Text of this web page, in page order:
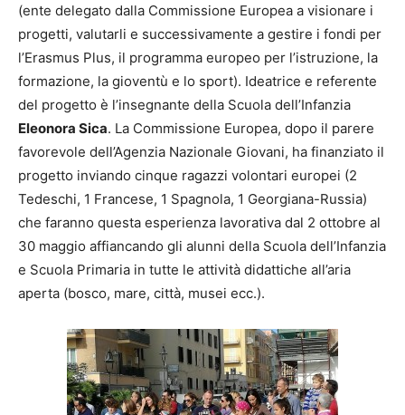
(ente delegato dalla Commissione Europea a visionare i
progetti, valutarli e successivamente a gestire i fondi per
l’Erasmus Plus, il programma europeo per l’istruzione, la
formazione, la gioventù e lo sport). Ideatrice e referente
del progetto è l’insegnante della Scuola dell’Infanzia
Eleonora Sica. La Commissione Europea, dopo il parere
favorevole dell’Agenzia Nazionale Giovani, ha finanziato il
progetto inviando cinque ragazzi volontari europei (2
Tedeschi, 1 Francese, 1 Spagnola, 1 Georgiana-Russia)
che faranno questa esperienza lavorativa dal 2 ottobre al
30 maggio affiancando gli alunni della Scuola dell’Infanzia
e Scuola Primaria in tutte le attività didattiche all’aria
aperta (bosco, mare, città, musei ecc.).